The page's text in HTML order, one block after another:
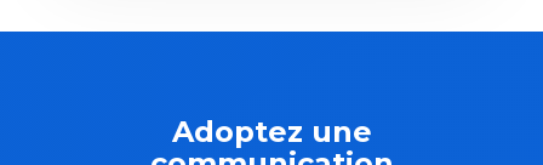
Adoptez une